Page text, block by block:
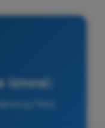
iznosi:
Pilota